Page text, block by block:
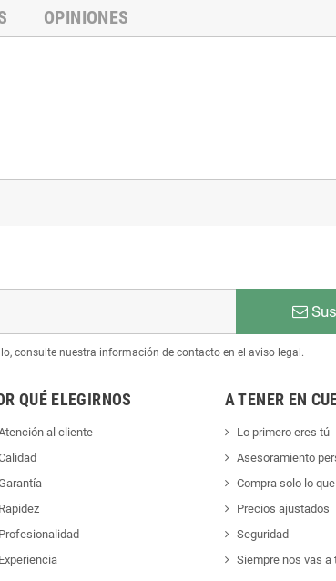
OPINIONES
consulte nuestra información de contacto en el aviso legal.
QUÉ ELEGIRNOS
al cliente
Rapidez
Profesionalidad
Experiencia
A TENER EN
Lo primero eres tú
Asesoramiento
Compra solo lo
Precios ajustados
Seguridad
Siempre nos vas a